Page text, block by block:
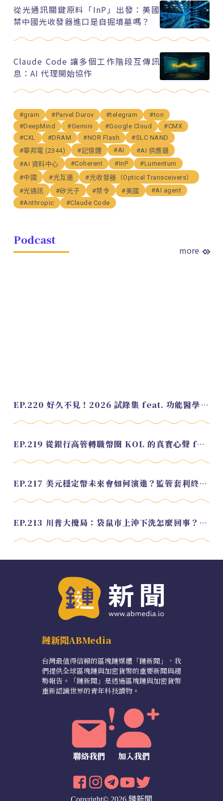
從光通訊關鍵原料「InP」出發：美國
禁中國光收發器進口是自掘墳墓嗎？
Claude Code 讓多個工作階段互傳訊
息：AI 代理開始協作
#gram #Parvel Durov #telegram
#ton
#DeepMind
#Gemini #Google Cloud
#CMX
#CXL
#DRAM #NOR Flash
#SLC NAND
#華邦電 (2344)
#記憶體 #AI
#AI 供應鏈
#AI 資料中心
#Coherent #InP
#Lumentum
#中國
#光互連
#光收發器（Optical Transceivers）
#光通訊
#矽光子 #禁令 #美國
#AI agent
#Anthropic
#Claude Code
Podcast
more
EP.220 好久不見！2026 試錄集 feat. 功能醫學營養師 美寶
EP.219 從銀行高管轉職幣圈 KOL 的真實心聲 feat.龜大
EP.217 美元穩定幣未來會如何演進？監管套利終將收斂？feat. 研究員 余哲安
EP.213 川普大攪局：袋鼠市上沖下洗怎麼回事？feat. Alvin
鏈新聞ABMedia
台灣最值得信賴的區塊鏈媒體「鏈新聞」，我
們提供全球區塊鏈與加密貨幣的重要新聞與趨
勢報告。「鏈新聞」是透過區塊鏈與加密貨幣
重新認識世界的青年科技讀物。
聯絡我們 加入我們